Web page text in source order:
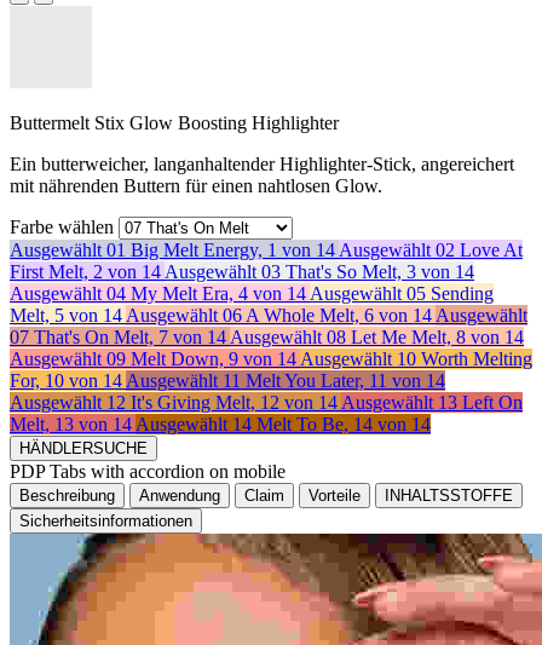
Buttermelt Stix Glow Boosting Highlighter
Ein butterweicher, langanhaltender Highlighter-Stick, angereichert
mit nährenden Buttern für einen nahtlosen Glow.
Farbe wählen
Ausgewählt 01 Big Melt Energy, 1 von 14 Ausgewählt 02 Love At
First Melt, 2 von 14 Ausgewählt 03 That's So Melt, 3 von 14
Ausgewählt 04 My Melt Era, 4 von 14 Ausgewählt 05 Sending
Melt, 5 von 14 Ausgewählt 06 A Whole Melt, 6 von 14 Ausgewählt
07 That's On Melt, 7 von 14 Ausgewählt 08 Let Me Melt, 8 von 14
Ausgewählt 09 Melt Down, 9 von 14 Ausgewählt 10 Worth Melting
For, 10 von 14 Ausgewählt 11 Melt You Later, 11 von 14
Ausgewählt 12 It's Giving Melt, 12 von 14 Ausgewählt 13 Left On
Melt, 13 von 14 Ausgewählt 14 Melt To Be, 14 von 14
HÄNDLERSUCHE
PDP Tabs with accordion on mobile
Beschreibung Anwendung Claim Vorteile
INHALTSSTOFFE
Sicherheitsinformationen